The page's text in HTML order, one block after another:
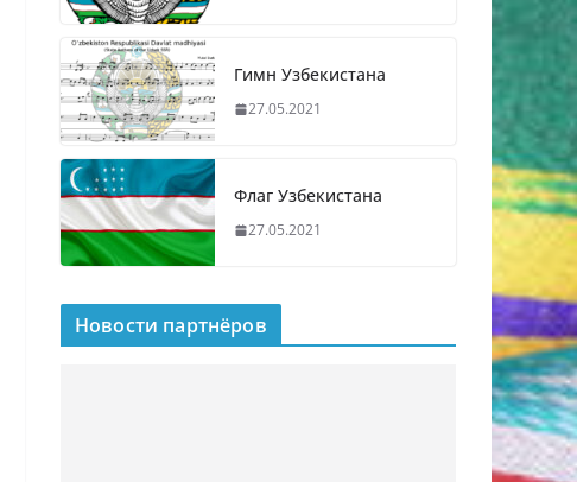
Гимн Узбекистана
27.05.2021
Флаг Узбекистана
27.05.2021
Новости партнёров